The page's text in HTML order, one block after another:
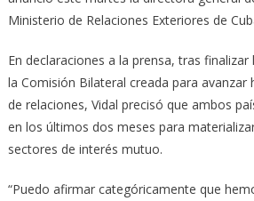
Ministerio de Relaciones Exteriores de
En declaraciones a la prensa, tras
la Comisión Bilateral creada para avanzar
de relaciones, Vidal precisó que ambos
en los últimos dos meses para
sectores de interés mutuo.
“Puedo afirmar categóricamente que